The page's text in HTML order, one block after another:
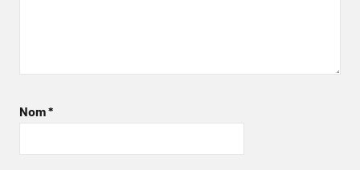
Nom*